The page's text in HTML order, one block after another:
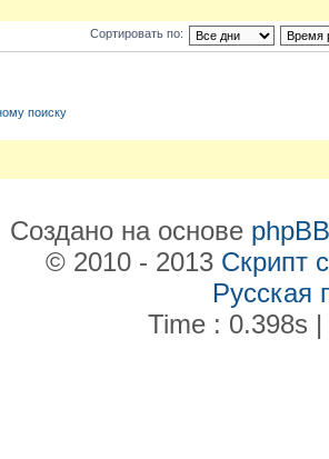
Сортировать по:
поиску
Создано на основе phpBB
© 2010 - 2013 Скрипт
Русская
Time : 0.398s